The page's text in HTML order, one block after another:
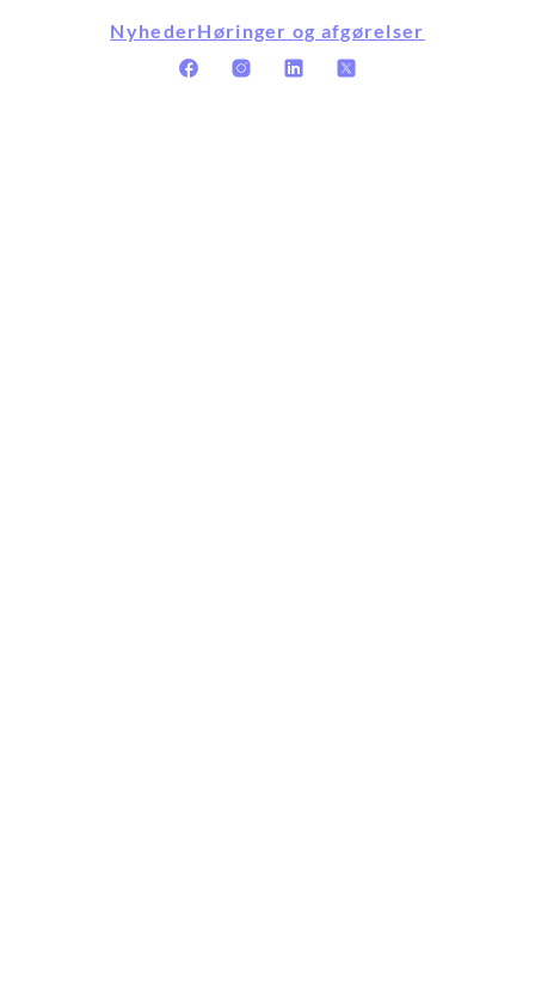
NyhederHøringer og afgørelser